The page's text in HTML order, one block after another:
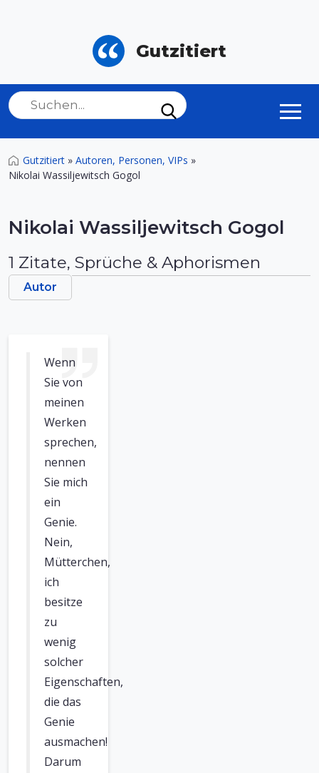
Gutzitiert
Gutzitiert » Autoren, Personen, VIPs »
Nikolai Wassiljewitsch Gogol
Nikolai Wassiljewitsch Gogol
1 Zitate, Sprüche & Aphorismen
Autor
Wenn
Sie von
meinen
Werken
sprechen,
nennen
Sie mich
ein
Genie.
Nein,
Mütterchen,
ich
besitze
zu
wenig
solcher
Eigenschaften,
die das
Genie
ausmachen!
Darum